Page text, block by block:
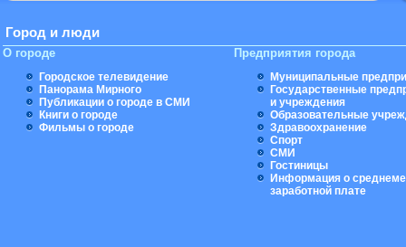
Город и люди
О городе
Городское телевидение
Панорама Мирного
Публикации о городе в СМИ
Книги о городе
Фильмы о городе
Предприятия города
Муниципальные
Государственные
и учреждения
Образовательные
Здравоохранение
Спорт
СМИ
Гостиницы
Информация о
заработной плате